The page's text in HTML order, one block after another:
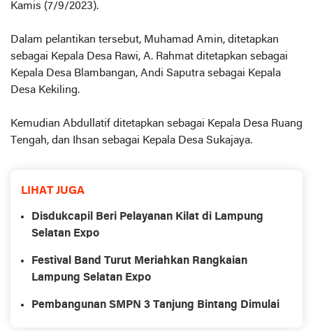
Kamis (7/9/2023).
Dalam pelantikan tersebut, Muhamad Amin, ditetapkan
sebagai Kepala Desa Rawi, A. Rahmat ditetapkan sebagai
Kepala Desa Blambangan, Andi Saputra sebagai Kepala
Desa Kekiling.
Kemudian Abdullatif ditetapkan sebagai Kepala Desa Ruang
Tengah, dan Ihsan sebagai Kepala Desa Sukajaya.
LIHAT JUGA
Disdukcapil Beri Pelayanan Kilat di Lampung
Selatan Expo
Festival Band Turut Meriahkan Rangkaian
Lampung Selatan Expo
Pembangunan SMPN 3 Tanjung Bintang Dimulai